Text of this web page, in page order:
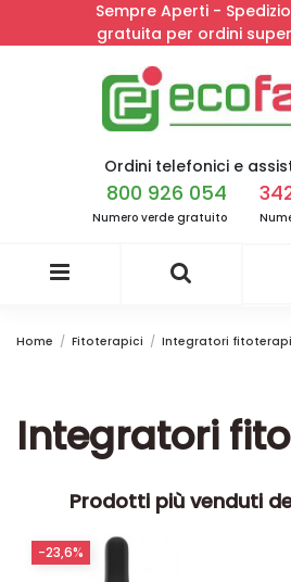
Sempre Aperti -
gratuita per ordini
Ordini telefonici e
800 926 054
Numero verde gratuito
Home Fitoterapici Integratori
Integratori
Prodotti più venduti
-23,6%